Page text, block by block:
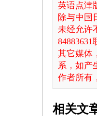
英语点津
除与中国
未经允许
其它媒体
系，如产
作者所有
相关文